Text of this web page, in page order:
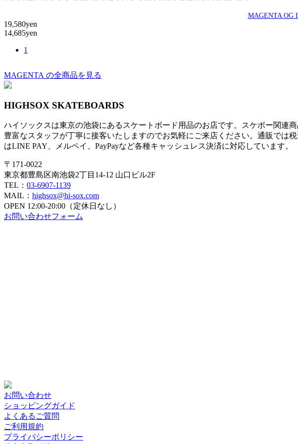
MAGENTA OG
19,580yen
14,685yen
1
MAGENTA の全商品を見る
HIGHSOX SKATEBOARDS
ハイソックスは東京の池袋にあるスケートボード用品のお店です。スケボー関連
豊富なスタッフが丁寧に接客いたしますのでお気軽にご来店ください。通販では
はLINE PAY、メルペイ、PayPayなど各種キャッシュレス決済に対応しています。
〒171-0022
東京都豊島区南池袋2丁目14-12 山口ビル2F
TEL： 03-6907-1139
MAIL： highsox@hi-sox.com
OPEN 12:00-20:00（定休日なし）
お問い合わせフォーム
お問い合わせ
ショッピングガイド
よくあるご質問
ご利用規約
プライバシーポリシー